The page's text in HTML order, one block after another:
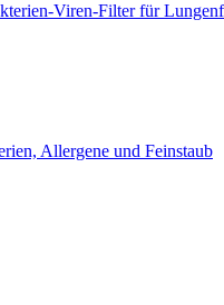
Viren-Filter für
Allergene und Feinstaub